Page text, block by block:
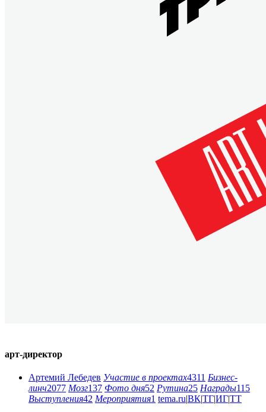
арт-директор
Артемий Лебедев Участие в проектах4311 Бизнес-
линч2077 Мозг137 Фото дня52 Рутина25 Награды115
Выступления42 Мероприятия1 tema.ru|ВК|ТГ|ИГ|ТТ